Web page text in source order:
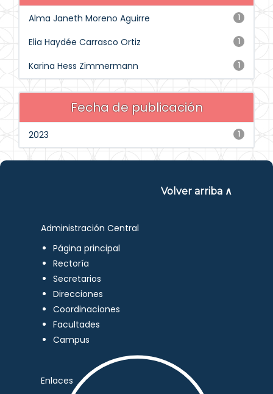
1
Alma Janeth Moreno Aguirre
1
Elia Haydée Carrasco Ortiz
1
Karina Hess Zimmermann
Fecha de publicación
1
2023
Volver arriba ∧
Administración Central
Página principal
Rectoría
Secretarios
Direcciones
Coordinaciones
Facultades
Campus
Enlaces